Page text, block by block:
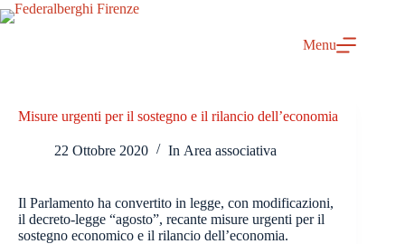
Salta
al
Menu
Misure urgenti per il sostegno e il rilancio dell’economia
22 Ottobre 2020 In Area associativa
Il Parlamento ha convertito in legge, con modificazioni,
il decreto-legge “agosto”, recante misure urgenti per il
sostegno economico e il rilancio dell’economia.